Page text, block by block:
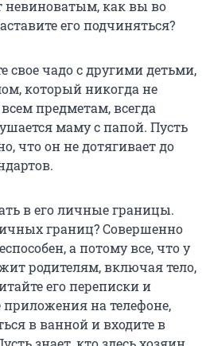
невиноватым, как вы во
его подчиняться?
свое чадо с другими детьми,
который никогда не
предметам, всегда
маму с папой. Пусть
что он не дотягивает до
в его личные границы.
границ? Совершенно
а потому все, что у
родителям, включая тело,
его переписки и
на телефоне,
в ванной и входите в